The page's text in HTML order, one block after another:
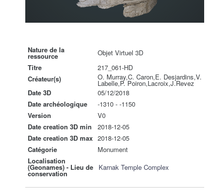
Nature de la
ressource
Objet Virtuel 3D
Titre
217_061-HD
Créateur(s)
O. Murray,C. Caron,E. Desjardins,V.
Labelle,P. Poiron,Lacroix,J.Revez
Date 3D
05/12/2018
Date archéologique
-1310 - -1150
Version
V0
Date creation 3D min
2018-12-05
Date creation 3D max 2018-12-05
Catégorie
Monument
Localisation
(Geonames) - Lieu de
conservation
Karnak Temple Complex